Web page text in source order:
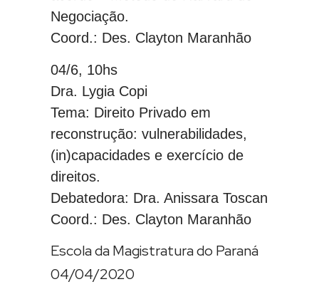
Negociação.
Coord.: Des. Clayton Maranhão
04/6, 10hs
Dra. Lygia Copi
Tema: Direito Privado em
reconstrução: vulnerabilidades,
(in)capacidades e exercício de
direitos.
Debatedora: Dra. Anissara Toscan
Coord.: Des. Clayton Maranhão
Escola da Magistratura do Paraná
04/04/2020